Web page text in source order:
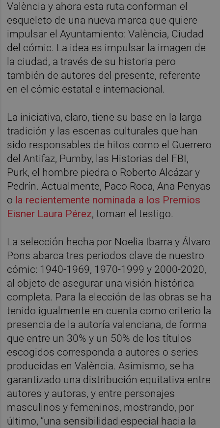
València y ahora esta ruta conforman el
esqueleto de una nueva marca que quiere
impulsar el Ayuntamiento: València, Ciudad
del cómic. La idea es impulsar la imagen de
la ciudad, a través de su historia pero
también de autores del presente, referente
en el cómic estatal e internacional.
La iniciativa, claro, tiene su base en la larga
tradición y las escenas culturales que han
sido responsables de hitos como el Guerrero
del Antifaz, Pumby, las Historias del FBI,
Purk, el hombre piedra o Roberto Alcázar y
Pedrín. Actualmente, Paco Roca, Ana Penyas
o la recientemente nominada a los Premios
Eisner Laura Pérez, toman el testigo.
La selección hecha por Noelia Ibarra y Álvaro
Pons abarca tres periodos clave de nuestro
cómic: 1940-1969, 1970-1999 y 2000-2020,
al objeto de asegurar una visión histórica
completa. Para la elección de las obras se ha
tenido igualmente en cuenta como criterio la
presencia de la autoría valenciana, de forma
que entre un 30% y un 50% de los títulos
escogidos corresponda a autores o series
producidas en València. Asimismo, se ha
garantizado una distribución equitativa entre
autores y autoras, y entre personajes
masculinos y femeninos, mostrando, por
último, “una sensibilidad especial hacia la